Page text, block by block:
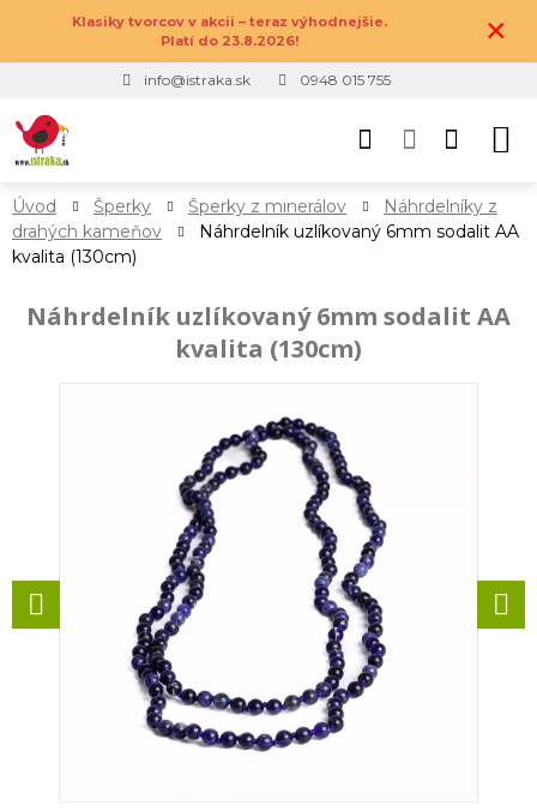
Klasiky tvorcov v akcii – teraz výhodnejšie.
Platí do 23.8.2026!
×
info@istraka.sk 0948 015 755
Úvod Šperky Šperky z minerálov
Náhrdelníky z
drahých kameňov
Náhrdelník uzlíkovaný 6mm sodalit AA
kvalita (130cm)
Náhrdelník uzlíkovaný 6mm sodalit AA
kvalita (130cm)